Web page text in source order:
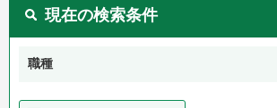
現在の検索条件
職種